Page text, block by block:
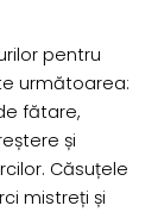
pentru
următoarea:
fătare,
și
Căsuțele
mistreți și